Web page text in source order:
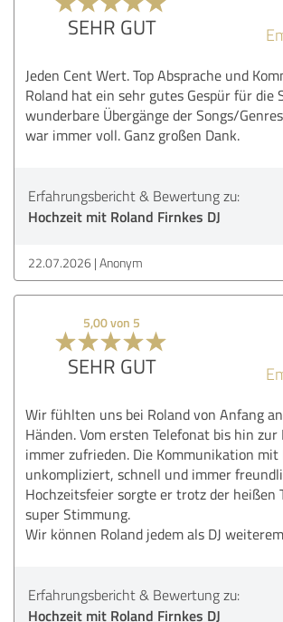
SEHR GUT
Jeden Cent Wert. Top Absprache und
Roland hat ein sehr gutes Gespür für die
wunderbare Übergänge der Songs/
war immer voll. Ganz großen Dank.
Erfahrungsbericht & Bewertung zu:
Hochzeit mit Roland Firnkes DJ
22.07.2026 Anonym
5,00 von 5
SEHR GUT
Wir fühlten uns bei Roland von Anfang
Händen. Vom ersten Telefonat bis hin
immer zufrieden. Die Kommunikation mit
unkompliziert, schnell und immer
Hochzeitsfeier sorgte er trotz der heißen
super Stimmung.
Wir können Roland jedem als DJ
Erfahrungsbericht & Bewertung zu:
Hochzeit mit Roland Firnkes DJ